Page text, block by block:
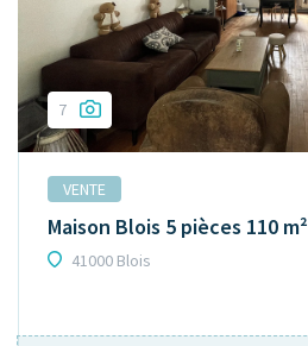
7
VENTE
Maison Blois 5 pièces 110 m²
41000 Blois